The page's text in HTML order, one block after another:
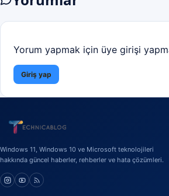
Yorum yapmak için üye girişi
Giriş yap
Windows 11, Windows 10 ve Microsoft teknolojileri
hakkında güncel haberler, rehberler ve hata çözümleri.